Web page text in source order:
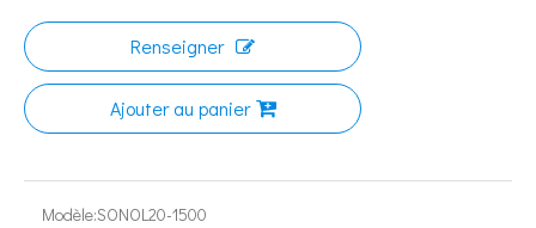
Renseigner
Ajouter au panier
Modèle:SONOL20-1500